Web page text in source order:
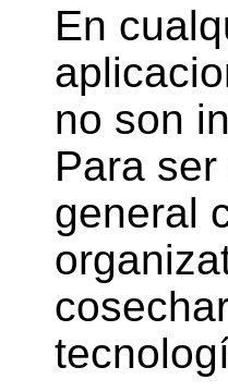
En
no son
Para
general